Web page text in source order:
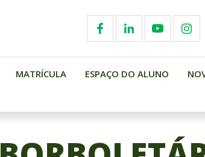
MATRÍCULA ESPAÇO DO ALUNO